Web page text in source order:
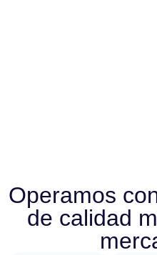
Operamos
de calidad